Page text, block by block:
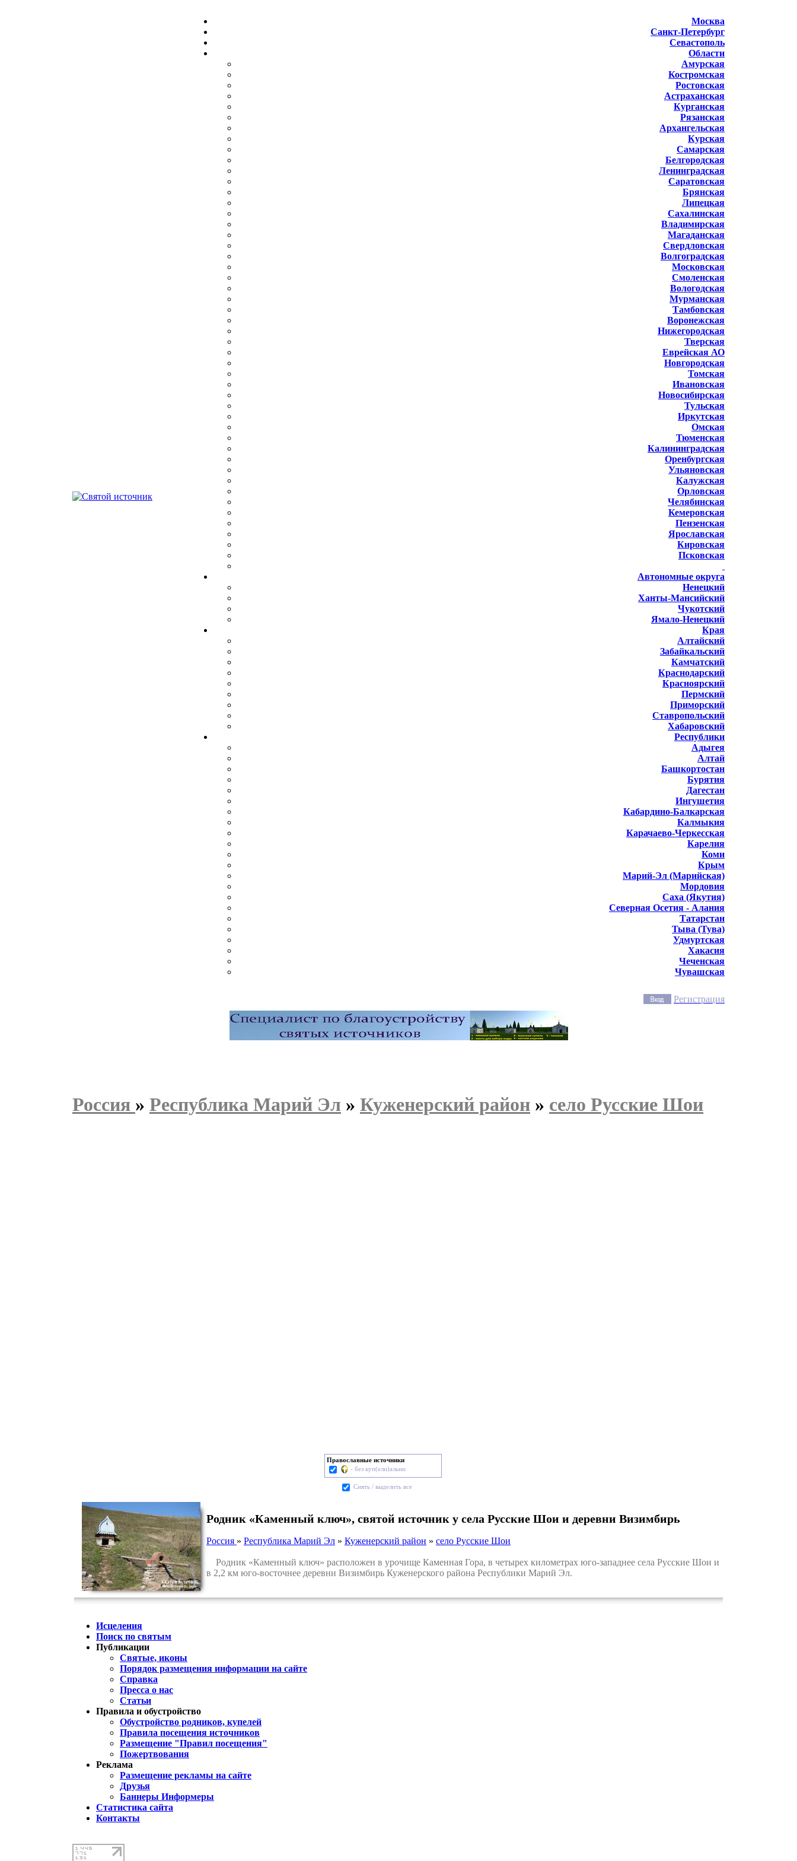
Москва
Санкт-Петербург
Севастополь
Области
Амурская
Костромская
Ростовская
Астраханская
Курганская
Рязанская
Архангельская
Курская
Самарская
Белгородская
Ленинградская
Саратовская
Брянская
Липецкая
Сахалинская
Владимирская
Магаданская
Свердловская
Волгоградская
Московская
Смоленская
Вологодская
Мурманская
Тамбовская
Воронежская
Нижегородская
Тверская
Еврейская АО
Новгородская
Томская
Ивановская
Новосибирская
Тульская
Иркутская
Омская
Тюменская
Калининградская
Оренбургская
Ульяновская
Калужская
Орловская
Челябинская
Кемеровская
Пензенская
Ярославская
Кировская
Псковская
Автономные округа
Ненецкий
Ханты-Мансийский
Чукотский
Ямало-Ненецкий
Края
Алтайский
Забайкальский
Камчатский
Краснодарский
Красноярский
Пермский
Приморский
Ставропольский
Хабаровский
Республики
Адыгея
Алтай
Башкортостан
Бурятия
Дагестан
Ингушетия
Кабардино-Балкарская
Калмыкия
Карачаево-Черкесская
Карелия
Коми
Крым
Марий-Эл (Марийская)
Мордовия
Саха (Якутия)
Северная Осетия - Алания
Татарстан
Тыва (Тува)
Удмуртская
Хакасия
Чеченская
Чувашская
Регистрация
Россия » Республика Марий Эл » Куженерский район » село Русские Шои
Православные источники
- без куп(ели)альни
Cнять / выделить все
Родник «Каменный ключ», святой источник у села Русские Шои и деревни Визимбирь
Россия » Республика Марий Эл » Куженерский район » село Русские Шои
Родник «Каменный ключ» расположен в урочище Каменная Гора, в четырех километрах юго-западнее села Русские Шои и
в 2,2 км юго-восточнее деревни Визимбирь Куженерского района Республики Марий Эл.
Исцеления
Поиск по святым
Публикации
Святые, иконы
Порядок размещения информации на сайте
Справка
Пресса о нас
Статьи
Правила и обустройство
Обустройство родников, купелей
Правила посещения источников
Размещение "Правил посещения"
Пожертвования
Реклама
Размещение рекламы на сайте
Друзья
Баннеры Информеры
Статистика сайта
Контакты